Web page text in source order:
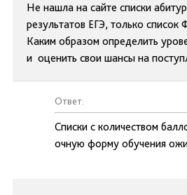
Не нашла на сайте списки
результатов ЕГЭ, только
Каким образом определить
и оценить свои шансы на
Ответ:
Списки с количеством
очную форму обучения